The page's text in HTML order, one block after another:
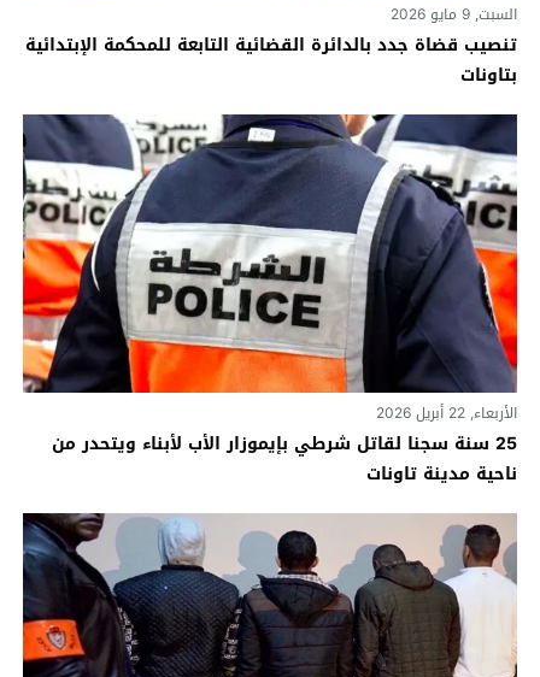
السبت, 9 مايو 2026
تنصيب قضاة جدد بالدائرة القضائية التابعة للمحكمة الإبتدائية
بتاونات
الأربعاء, 22 أبريل 2026
25 سنة سجنا لقاتل شرطي بإيموزار الأب لأبناء ويتحدر من
ناحية مدينة تاونات